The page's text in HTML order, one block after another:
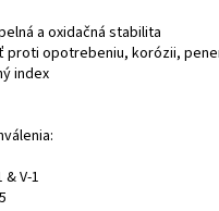
a oxidačná stabilita
proti opotrebeniu, korózii,
index
& V-1